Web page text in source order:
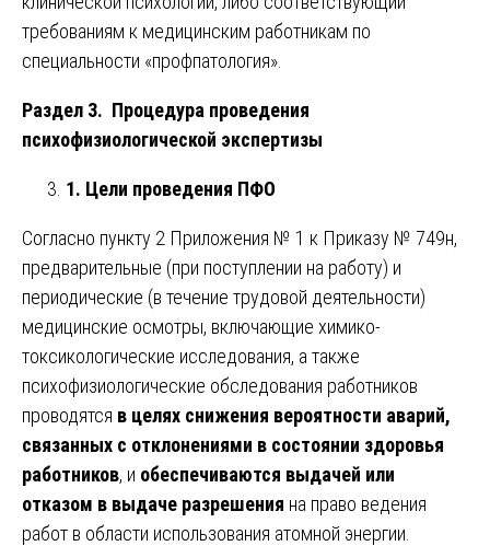
требованиям к медицинским работникам по
специальности «профпатология».
Раздел 3. Процедура проведения
психофизиологической экспертизы
1. Цели проведения ПФО
Согласно пункту 2 Приложения № 1 к Приказу № 749н,
предварительные (при поступлении на работу) и
периодические (в течение трудовой деятельности)
медицинские осмотры, включающие химико-
токсикологические исследования, а также
психофизиологические обследования работников
проводятся в целях снижения вероятности аварий,
связанных с отклонениями в состоянии здоровья
работников, и обеспечиваются выдачей или
отказом в выдаче разрешения на право ведения
работ в области использования атомной энергии.